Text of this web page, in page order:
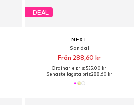
DEAL
NEXT
Sandal
Från 288,60 kr
Ordinarie pris: 555,00 kr
Senaste lägsta pris:288,60 kr